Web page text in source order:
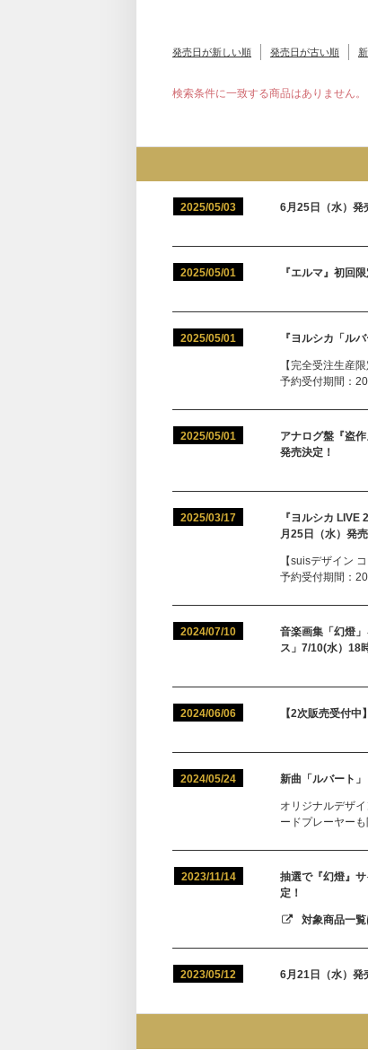
発売日が新しい順 発売日が古い順
検索条件に一致する商品はありません。
2025/05/03 6月25日（水）発
2025/05/01 『エルマ』初回
2025/05/01 『ヨルシカ「ル
【完全受注生産限
予約受付期間：
2025/05/01
アナログ盤『盗
発売決定！
2025/03/17
『ヨルシカ
月25日（水）発売
【suisデザイン
予約受付期間：
2024/07/10
音楽画集「幻燈
ス」7/10(水）18
2024/06/06 【2次販売受付
2024/05/24 新曲「ルバート
オリジナルデザ
ードプレーヤーも
2023/11/14
抽選で『幻燈』
定！
対象商品一
2023/05/12 6月21日（水）発